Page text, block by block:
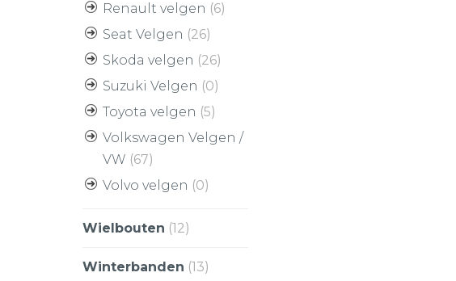
Renault velgen (6)
Seat Velgen (26)
Skoda velgen (26)
Suzuki Velgen (0)
Toyota velgen (5)
Volkswagen Velgen /
VW (67)
Volvo velgen (0)
Wielbouten (12)
Winterbanden (13)